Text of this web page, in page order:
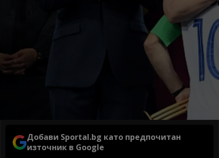
Добави Sportal.bg като предпочитан
източник в Google